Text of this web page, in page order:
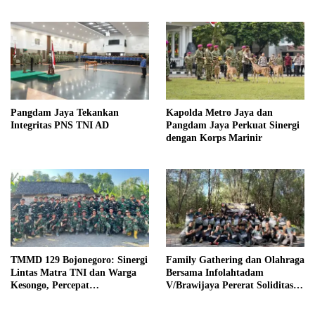
Pangdam Jaya Tekankan
Integritas PNS TNI AD
Kapolda Metro Jaya dan
Pangdam Jaya Perkuat Sinergi
dengan Korps Marinir
TMMD 129 Bojonegoro: Sinergi
Lintas Matra TNI dan Warga
Kesongo, Percepat
Family Gathering dan Olahraga
Bersama Infolahtadam
V/Brawijaya Pererat Soliditas